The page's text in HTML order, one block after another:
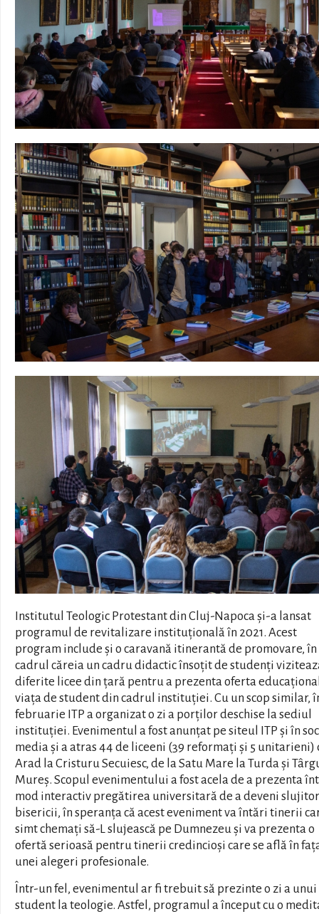
Institutul Teologic Protestant din Cluj-Napoca și-a lansat
programul de revitalizare instituțională în 2021. Acest
program include și o caravană itinerantă de promovare, în
cadrul căreia un cadru didactic însoțit de studenți
diferite licee din țară pentru a prezenta oferta
viața de student din cadrul instituției. Cu un scop similar,
februarie ITP a organizat o zi a porților deschise la sediul
instituției. Evenimentul a fost anunțat pe siteul ITP și în
media și a atras 44 de liceeni (39 reformați și 5 unitarieni)
Arad la Cristuru Secuiesc, de la Satu Mare la Turda și
Mureș. Scopul evenimentului a fost acela de a prezenta
mod interactiv pregătirea universitară de a deveni
bisericii, în speranța că acest eveniment va întări tinerii
simt chemați să-L slujească pe Dumnezeu și va prezenta o
ofertă serioasă pentru tinerii credincioși care se află în
unei alegeri profesionale.
Într-un fel, evenimentul ar fi trebuit să prezinte o zi a unui
student la teologie. Astfel, programul a început cu o